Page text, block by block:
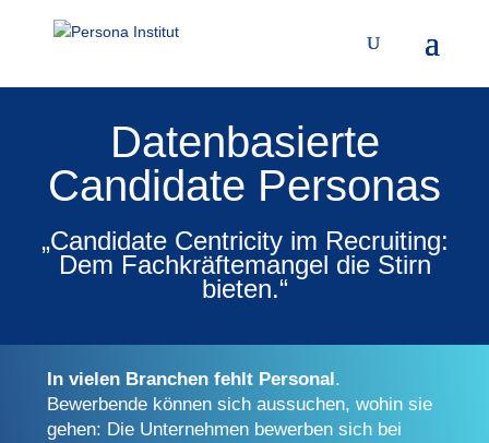
Datenbasierte
Candidate Personas
„Candidate Centricity im Recruiting:
Dem Fachkräftemangel die Stirn
bieten.“
In vielen Branchen fehlt Personal.
Bewerbende können sich aussuchen, wohin sie
gehen: Die Unternehmen bewerben sich bei